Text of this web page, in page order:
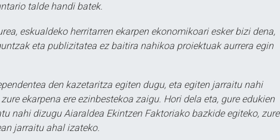
talde handi batek.
eskualdeko herritarren ekarpen ekonomikoari esker bizi dena,
eta publizitatea ez baitira nahikoa proiektuak aurrera egin
den kazetaritza egiten dugu, eta egiten jarraitu nahi
ekarpena ere ezinbestekoa zaigu. Hori dela eta, gure edukien
nahi dizugu Aiaraldea Ekintzen Faktoriako bazkide egiteko, zure
jarraitu ahal izateko.